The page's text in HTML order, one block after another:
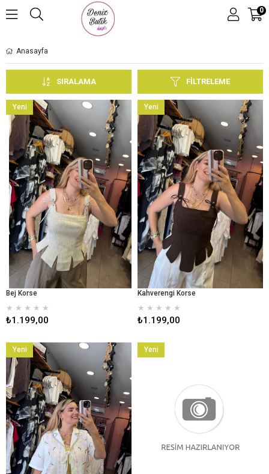
0
Anasayfa
FILTRELEME
SIRALAMA
Bej Korse
★ ★ ★ ★ ★
₺1.199,00
Yeni
Ürün
Kahverengi Korse
★ ★ ★ ★ ★
₺1.199,00
Yeni
Ürün
Yeni
Ürün
Yeni